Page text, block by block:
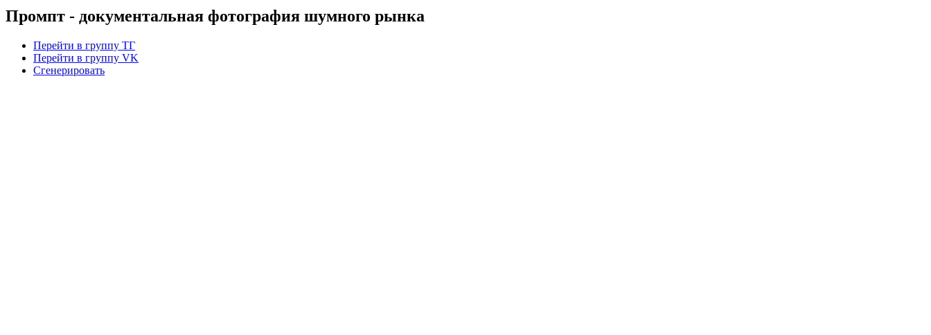
Промпт - документальная фотография шумного рынка
Перейти в группу ТГ
Перейти в группу VK
Сгенерировать